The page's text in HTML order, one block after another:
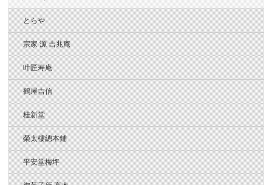
とらや
宗家 源 吉兆庵
叶匠寿庵
鶴屋吉信
桂新堂
榮太樓總本鋪
平安堂梅坪